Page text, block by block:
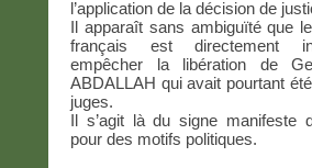
l’application de la décision de
Il apparaît sans ambiguïté que
français est directement
empêcher la libération de
ABDALLAH qui avait pourtant
juges.
Il s’agit là du signe manifeste
pour des motifs politiques.